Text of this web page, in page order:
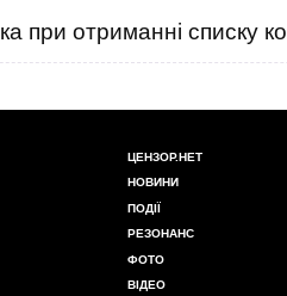
при отриманні списку
ЦЕНЗОР.НЕТ
НОВИНИ
ПОДІЇ
РЕЗОНАНС
ФОТО
ВІДЕО